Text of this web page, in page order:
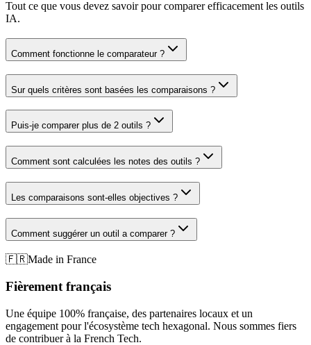
Tout ce que vous devez savoir pour comparer efficacement les outils
IA.
Comment fonctionne le comparateur ?
Sur quels critères sont basées les comparaisons ?
Puis-je comparer plus de 2 outils ?
Comment sont calculées les notes des outils ?
Les comparaisons sont-elles objectives ?
Comment suggérer un outil a comparer ?
🇫🇷Made in France
Fièrement français
Une équipe 100% française, des partenaires locaux et un
engagement pour l'écosystème tech hexagonal. Nous sommes fiers
de contribuer à la French Tech.